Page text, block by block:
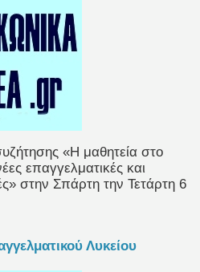
«Η μαθητεία στο
επαγγελματικές και
στην Σπάρτη την Τετάρτη 6
Λυκείου